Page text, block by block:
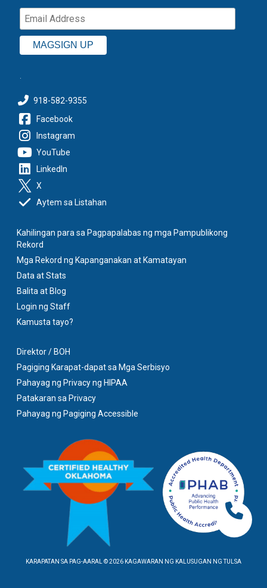
.
918-582-9355
Facebook
Instagram
YouTube
LinkedIn
X
Aytem sa Listahan
Kahilingan para sa Pagpapalabas ng mga Pampublikong
Rekord
Mga Rekord ng Kapanganakan at Kamatayan
Data at Stats
Balita at Blog
Login ng Staff
Kamusta tayo?
Direktor / BOH
Pagiging Karapat-dapat sa Mga Serbisyo
Pahayag ng Privacy ng HIPAA
Patakaran sa Privacy
Pahayag ng Pagiging Accessible
KARAPATAN SA PAG-AARAL © 2026 KAGAWARAN NG KALUSUGAN NG TULSA